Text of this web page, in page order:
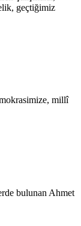
geçtiğimiz
millî
bulunan Ahmet